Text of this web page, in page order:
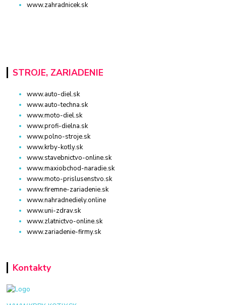
www.zahradnicek.sk
STROJE, ZARIADENIE
www.auto-diel.sk
www.auto-techna.sk
www.moto-diel.sk
www.profi-dielna.sk
www.polno-stroje.sk
www.krby-kotly.sk
www.stavebnictvo-online.sk
www.maxiobchod-naradie.sk
www.moto-prislusenstvo.sk
www.firemne-zariadenie.sk
www.nahradnediely.online
www.uni-zdrav.sk
www.zlatnictvo-online.sk
www.zariadenie-firmy.sk
Kontakty